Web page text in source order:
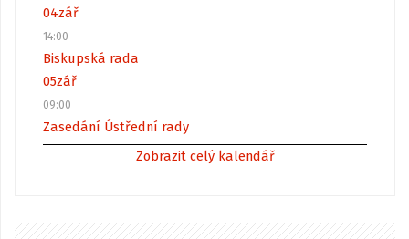
04zář
14:00
Biskupská rada
05zář
09:00
Zasedání Ústřední rady
Zobrazit celý kalendář